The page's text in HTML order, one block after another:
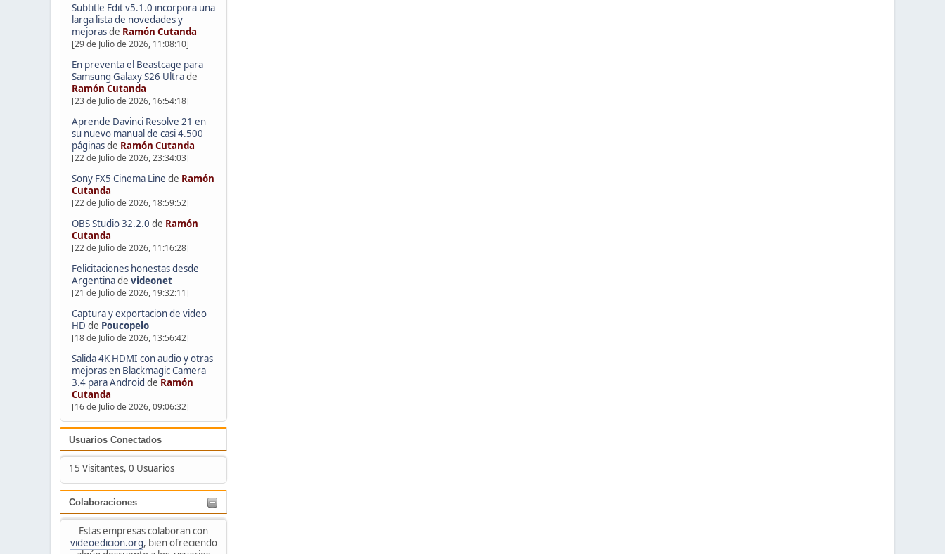
Subtitle Edit v5.1.0 incorpora una
larga lista de novedades y
mejorasde Ramón Cutanda
[29 de Julio de 2026, 11:08:10]
En preventa el Beastcage para
Samsung Galaxy S26 Ultrade
Ramón Cutanda
[23 de Julio de 2026, 16:54:18]
Aprende Davinci Resolve 21 en
su nuevo manual de casi 4.500
páginasde Ramón Cutanda
[22 de Julio de 2026, 23:34:03]
Sony FX5 Cinema Line de Ramón
Cutanda
[22 de Julio de 2026, 18:59:52]
OBS Studio 32.2.0 de Ramón
Cutanda
[22 de Julio de 2026, 11:16:28]
Felicitaciones honestas desde
Argentinade videonet
[21 de Julio de 2026, 19:32:11]
Captura y exportacion de video
HD de Poucopelo
[18 de Julio de 2026, 13:56:42]
Salida 4K HDMI con audio y otras
mejoras en Blackmagic Camera
3.4 para Android de Ramón
Cutanda
[16 de Julio de 2026, 09:06:32]
Usuarios Conectados
15 Visitantes, 0 Usuarios
Colaboraciones
Estas empresas colaboran con
videoedicion.org, bien ofreciendo